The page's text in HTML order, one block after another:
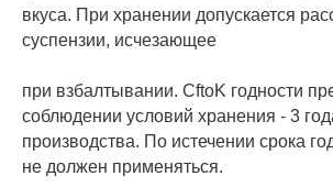
вкуса. При хранении допускается
суспензии, исчезающее
при взбалтывании. CftoK годности
соблюдении условий хранения - 3
производства. По истечении срока
не должен применяться.